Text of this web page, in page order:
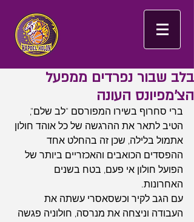
בלב שבור נפרדים ממפעל
הצ'מפיונס העונה
ברי סחרוף בשירו המפורסם "לב שלם",
הטיב לתאר את ההרגשה של כל אוהד חולון
אתמול בלילה, שכן זה בהחלט אחד
ההפסדים הכואבים והאכזריים ביותר של
הפועל חולון אי פעם, בטח בשנים
האחרונות.
עם הגב לקיר וכשסאסרי עשתה את
העבודה וניצחה את מנרסה, חולוניה פגשה